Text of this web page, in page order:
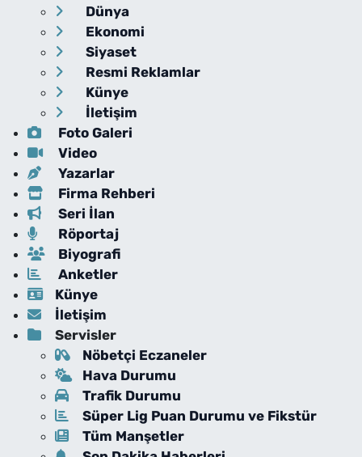
Dünya
Ekonomi
Siyaset
Resmi Reklamlar
Künye
İletişim
Foto Galeri
Video
Yazarlar
Firma Rehberi
Seri İlan
Röportaj
Biyografi
Anketler
Künye
İletişim
Servisler
Nöbetçi Eczaneler
Hava Durumu
Trafik Durumu
Süper Lig Puan Durumu ve Fikstür
Tüm Manşetler